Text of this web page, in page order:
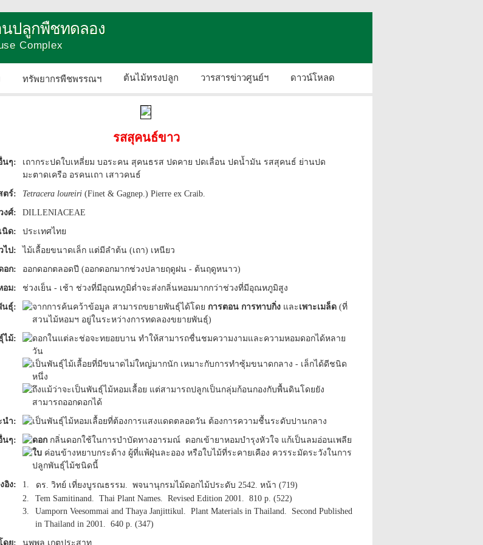
นปลูกพืชทดลอง
Complex
ทรัพยากรพืชพรรณฯ ต้นไม้ทรงปลูก วารสารข่าวศูนย์ฯ ดาวน์โหลด
ติดต่อเรา
รสสุคนธ์ขาว
นๆ:
เถากระปดใบเหลี่ยม บอระคน สุคนธรส ปดคาย ปดเลื่อน ปดน้ำมัน รสสุคนธ์ ย่านปด
มะตาดเครือ อรคนเถา เสาวคนธ์
ตร์: Tetracera loureiri (Finet & Gagnep.) Pierre ex Craib.
งศ์: DILLENIACEAE
นิด: ประเทศไทย
ไป: ไม้เลื้อยขนาดเล็ก แต่มีลำต้น (เถา) เหนียว
อก: ออกดอกตลอดปี (ออกดอกมากช่วงปลายฤดูฝน - ต้นฤดูหนาว)
อม: ช่วงเย็น - เช้า ช่วงที่มีอุณหภูมิต่ำจะส่งกลิ่นหอมมากกว่าช่วงที่มีอุณหภูมิสูง
นธุ์: จากการค้นคว้าข้อมูล สามารถขยายพันธุ์ได้โดย การตอน การทาบกิ่ง และเพาะเมล็ด (ที่
สวนไม้หอมฯ อยู่ในระหว่างการทดลองขยายพันธุ์)
ไม้:
ดอกในแต่ละช่อจะทยอยบาน ทำให้สามารถชื่นชมความงามและความหอมดอกได้หลาย
วัน
เป็นพันธุ์ไม้เลื้อยที่มีขนาดไม่ใหญ่มากนัก เหมาะกับการทำซุ้มขนาดกลาง - เล็กได้ดีชนิด
หนึ่ง
ถึงแม้ว่าจะเป็นพันธุ์ไม้หอมเลื้อย แต่สามารถปลูกเป็นกลุ่มก้อนกองกับพื้นดินโดยยัง
สามารถออกดอกได้
นำ: เป็นพันธุ์ไม้หอมเลื้อยที่ต้องการแสงแดดตลอดวัน ต้องการความชื้นระดับปานกลาง
นๆ: ดอก กลิ่นดอกใช้ในการบำบัดทางอารมณ์ ดอกเข้ายาหอมบำรุงหัวใจ แก้เป็นลมอ่อนเพลีย
ใบ ค่อนข้างหยาบกระด้าง ผู้ที่แพ้ฝุ่นละออง หรือใบไม้ที่ระคายเคือง ควรระมัดระวังในการ
ปลูกพันธุ์ไม้ชนิดนี้
อิง: 1.
ดร. วิทย์ เที่ยงบูรณธรรม. พจนานุกรมไม้ดอกไม้ประดับ 2542. หน้า (719)
2.
Tem Samitinand. Thai Plant Names. Revised Edition 2001. 810 p. (522)
3.
Uamporn Veesommai and Thaya Janjittikul. Plant Materials in Thailand. Second Published
in Thailand in 2001. 640 p. (347)
ดย: นพพล เกตุประสาท